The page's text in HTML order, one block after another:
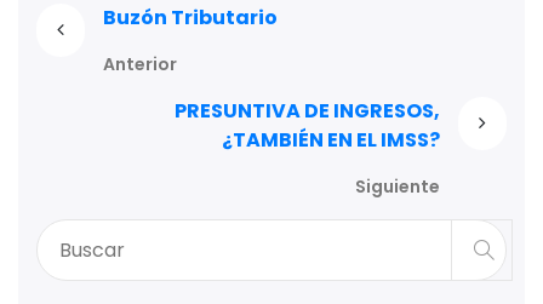
Buzón Tributario
Anterior
PRESUNTIVA DE INGRESOS,
¿TAMBIÉN EN EL IMSS?
Siguiente